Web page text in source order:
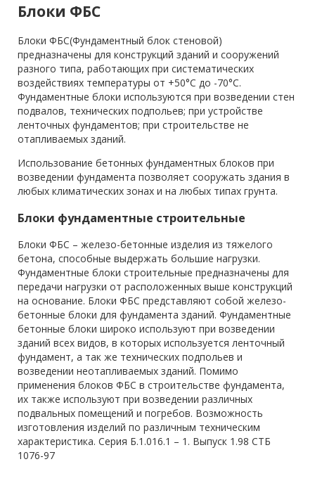
Блоки ФБС
Блоки ФБС(Фундаментный блок стеновой)
предназначены для конструкций зданий и сооружений
разного типа, работающих при систематических
воздействиях температуры от +50°С до -70°С.
Фундаментные блоки используются при возведении стен
подвалов, технических подпольев; при устройстве
ленточных фундаментов; при строительстве не
отапливаемых зданий.
Использование бетонных фундаментных блоков при
возведении фундамента позволяет сооружать здания в
любых климатических зонах и на любых типах грунта.
Блоки фундаментные строительные
Блоки ФБС – железо-бетонные изделия из тяжелого
бетона, способные выдержать большие нагрузки.
Фундаментные блоки строительные предназначены для
передачи нагрузки от расположенных выше конструкций
на основание. Блоки ФБС представляют собой железо-
бетонные блоки для фундамента зданий. Фундаментные
бетонные блоки широко используют при возведении
зданий всех видов, в которых используется ленточный
фундамент, а так же технических подпольев и
возведении неотапливаемых зданий. Помимо
применения блоков ФБС в строительстве фундамента,
их также используют при возведении различных
подвальных помещений и погребов. Возможность
изготовления изделий по различным техническим
характеристика. Серия Б.1.016.1 – 1. Выпуск 1.98 СТБ
1076-97